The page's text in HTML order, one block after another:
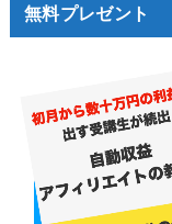
無料プレゼント